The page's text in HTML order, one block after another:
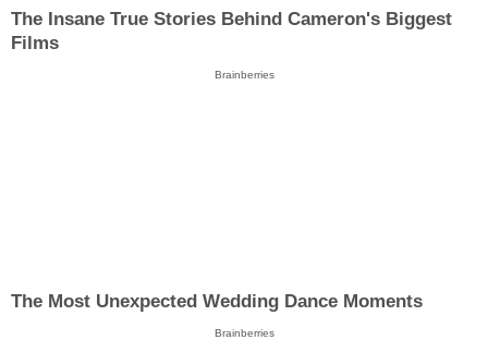
The Insane True Stories Behind Cameron's Biggest
Films
Brainberries
The Most Unexpected Wedding Dance Moments
Brainberries